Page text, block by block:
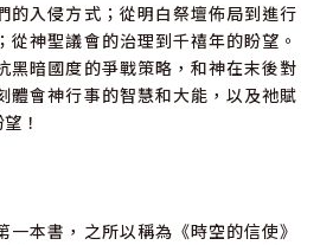
的入侵方式；從明白祭壇佈局到進行
從神聖議會的治理到千禧年的盼望。
黑暗國度的爭戰策略，和神在末後對
體會神行事的智慧和大能，以及祂賦
！
一本書，之所以稱為《時空的信使》